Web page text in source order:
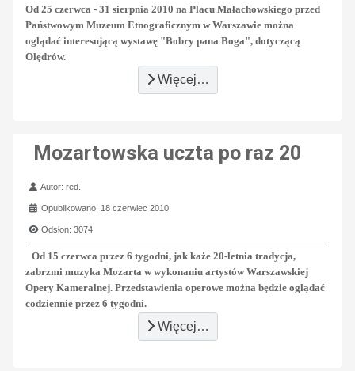
Od 25 czerwca - 31 sierpnia 2010 na Placu Małachowskiego przed
Państwowym Muzeum Etnograficznym w Warszawie można
oglądać interesującą wystawę "Bobry pana Boga", dotyczącą
Olędrów.
Więcej…
Mozartowska uczta po raz 20
Szczegóły
Autor:red.
Opublikowano: 18 czerwiec 2010
Odsłon: 3074
Od 15 czerwca przez 6 tygodni, jak każe 20-letnia tradycja,
zabrzmi muzyka Mozarta w wykonaniu artystów Warszawskiej
Opery Kameralnej. Przedstawienia operowe można będzie oglądać
codziennie przez 6 tygodni.
Więcej…